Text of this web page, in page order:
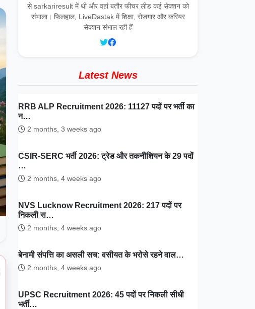
से sarkariresult में थी और वहां बतौर फीचर लीड कई सेक्शन को
संभाला। फिलहाल, LiveDastak में शिक्षा, रोजगार और करियर
सेक्शन संभाल रही हैं
Latest News
RRB ALP Recruitment 2026: 11127 पदों पर भर्ती का
न…
2 months, 3 weeks ago
CSIR-SERC भर्ती 2026: ट्रेड और तकनीशियन के 29 पदों
…
2 months, 4 weeks ago
NVS Lucknow Recruitment 2026: 217 पदों पर
निकली स…
2 months, 4 weeks ago
बेनामी संपत्ति का असली सच: वसीयत के भरोसे रहने वाल…
2 months, 4 weeks ago
UPSC Recruitment 2026: 45 पदों पर निकली सीधी
भर्ती…